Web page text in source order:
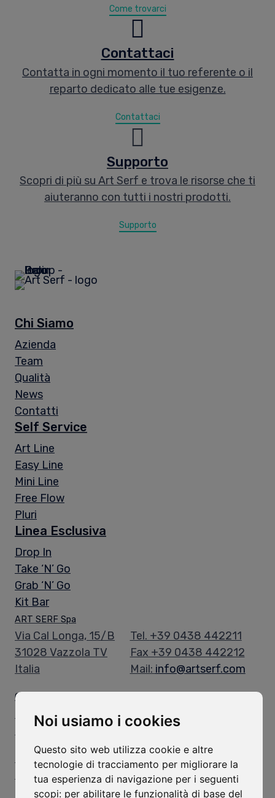
Noi usiamo i cookies
Questo sito web utilizza cookie e altre
tecnologie di tracciamento per migliorare la
tua esperienza di navigazione per i seguenti
scopi: per abilitare le funzionalità di base del
Come trovarci
Contattaci
Contatta in ogni momento il tuo referente o il
reparto dedicato alle tue esigenze.
Contattaci
Supporto
Scopri di più su Art Serf e trova le risorse che ti
aiuteranno con tutti i nostri prodotti.
Supporto
Chi Siamo
Azienda
Team
Qualità
News
Contatti
Self Service
Art Line
Easy Line
Mini Line
Free Flow
Pluri
Linea Esclusiva
Drop In
Take ‘N’ Go
Grab ‘N’ Go
Kit Bar
ART SERF Spa
Via Cal Longa, 15/B
31028 Vazzola TV
Italia
Tel. +39 0438 442211
Fax +39 0438 442212
Mail: info@artserf.com
Orari di Apertura
Orari Uffici:
Lun - Ven: 8.00-12.00 / 13.30-17.30
Orari Magazzino:
Lun - Ven: 8.00-11.45 / 13.15-16.30